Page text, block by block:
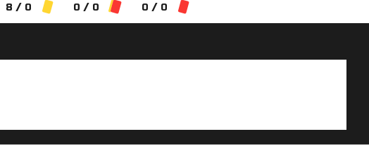
8 / 0 0 / 0 0 / 0